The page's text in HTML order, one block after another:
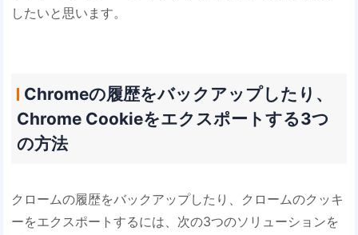
したいと思います。
Chromeの履歴をバックアップしたり、
Chrome Cookieをエクスポートする3つ
の方法
クロームの履歴をバックアップしたり、クロームのクッキ
ーをエクスポートするには、次の3つのソリューションを